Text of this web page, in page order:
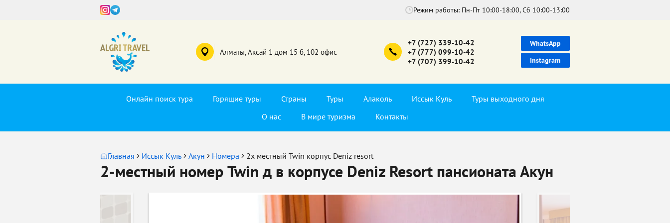
Режим работы: Пн-Пт 10:00-18:00, Сб 10:00-13:00
Алматы, Аксай 1 дом 15 б, 102 офис
+7 (727) 339-10-42
+7 (777) 099-10-42
+7 (707) 399-10-42
WhatsApp
Instagram
Онлайн поиск тура Горящие туры Страны Туры Алаколь Иссык Куль
Туры выходного дня
О нас
В мире туризма Контакты
Главная Иссык Куль Акун Номера 2х местный Twin корпус Deniz resort
2-местный номер Twin д в корпусе Deniz Resort пансионата Акун